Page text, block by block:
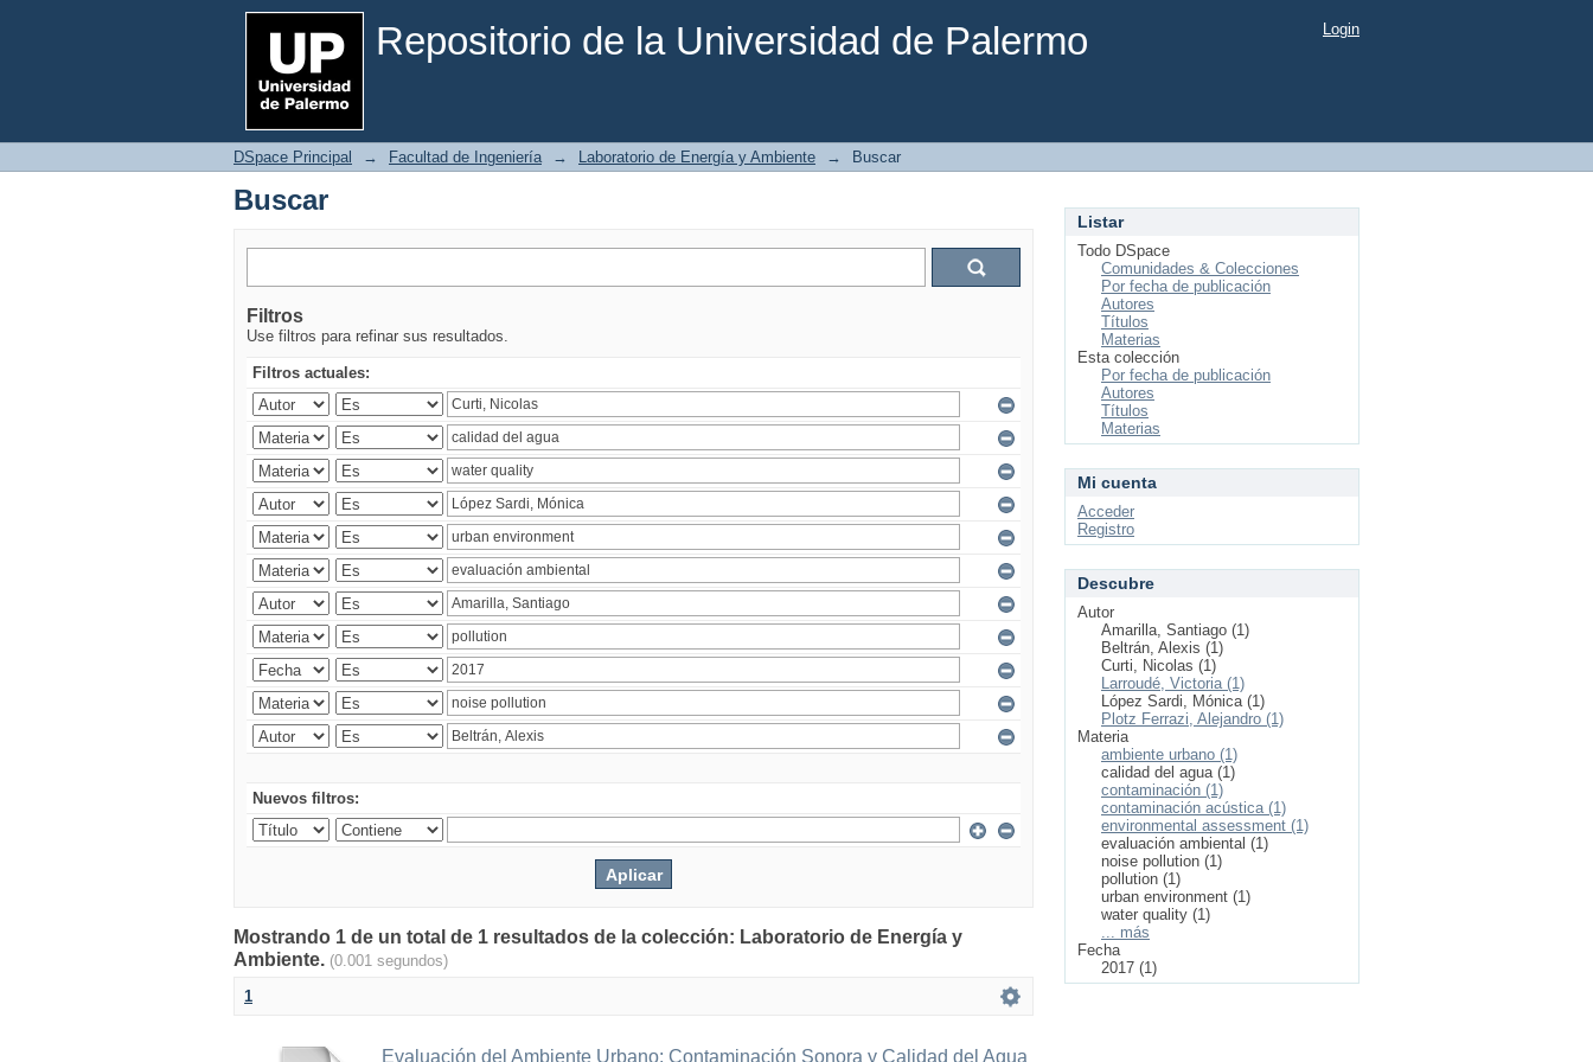
Repositorio de la Universidad de Palermo
Buscar Login
DSpace Principal → Facultad de Ingeniería → Laboratorio de Energía y Ambiente → Buscar
Buscar
Filtros
Use filtros para refinar sus resultados.
Filtros actuales:
Nuevos filtros:
Mostrando 1 de un total de 1 resultados de la colección: Laboratorio de Energía y
Ambiente. (0.001 segundos)
1
Evaluación del Ambiente Urbano: Contaminación Sonora y Calidad del Agua
Listar
Todo DSpace
Comunidades & Colecciones
Por fecha de publicación
Autores
Títulos
Materias
Esta colección
Por fecha de publicación
Autores
Títulos
Materias
Mi cuenta
Acceder
Registro
Descubre
Autor
Amarilla, Santiago (1)
Beltrán, Alexis (1)
Curti, Nicolas (1)
Larroudé, Victoria (1)
López Sardi, Mónica (1)
Plotz Ferrazi, Alejandro (1)
Materia
ambiente urbano (1)
calidad del agua (1)
contaminación (1)
contaminación acústica (1)
environmental assessment (1)
evaluación ambiental (1)
noise pollution (1)
pollution (1)
urban environment (1)
water quality (1)
... más
Fecha
2017 (1)